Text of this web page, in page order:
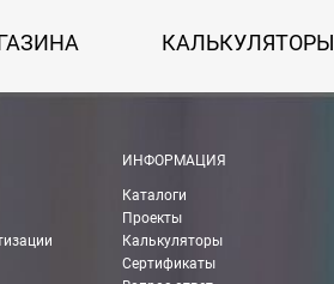
КАЛЬКУЛЯТОРЫ
ИНФОРМАЦИЯ
Каталоги
Проекты
Калькуляторы
Сертификаты